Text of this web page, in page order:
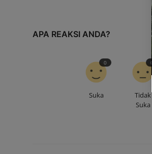
APA REAKSI ANDA?
Suka
0
Tidak
Suka
0